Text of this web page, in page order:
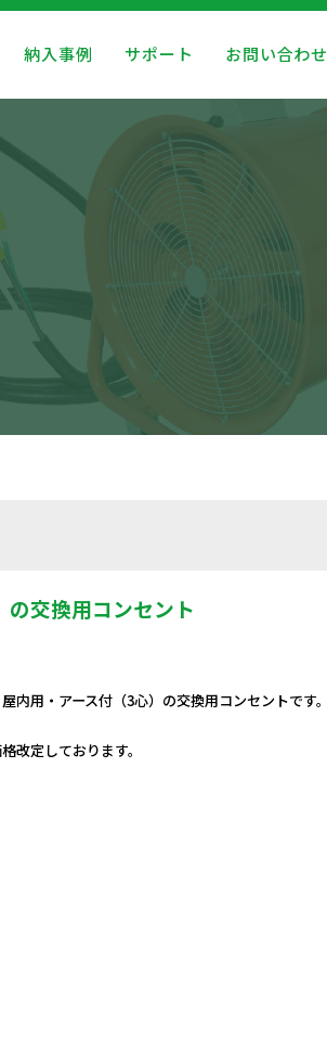
納入事例 サポート お問い合わせ
交換用コンセント
内用・アース付（3心）の交換用コンセントです。
改定しております。